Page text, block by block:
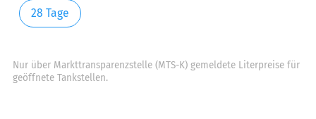
28 Tage
Nur über Markttransparenzstelle (MTS-K) gemeldete Literpreise für
geöffnete Tankstellen.